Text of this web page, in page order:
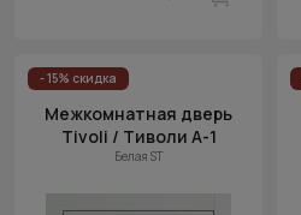
- 15% скидка
Межкомнатная дверь
Tivoli / Тиволи А-1
Белая ST